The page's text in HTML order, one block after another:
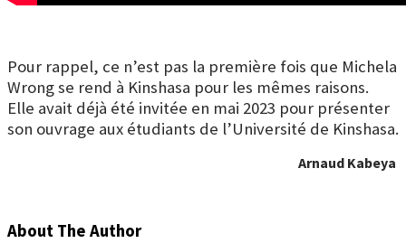
Pour rappel, ce n’est pas la première fois que Michela
Wrong se rend à Kinshasa pour les mêmes raisons.
Elle avait déjà été invitée en mai 2023 pour présenter
son ouvrage aux étudiants de l’Université de Kinshasa.
Arnaud Kabeya
About The Author